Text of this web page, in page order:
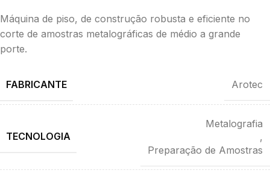
Máquina de piso, de construção robusta e eficiente no
corte de amostras metalográficas de médio a grande
porte.
FABRICANTE Arotec
TECNOLOGIA
Metalografia
,
Preparação de Amostras